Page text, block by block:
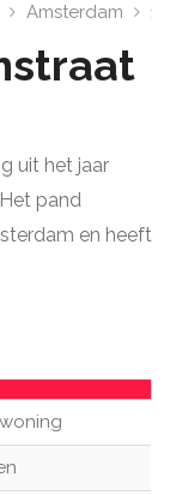
Amsterdam
uit het jaar
pand
en heeft